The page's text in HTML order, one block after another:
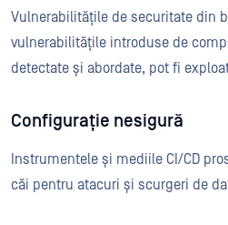
Vulnerabilitățile de securitate din
vulnerabilitățile introduse de
detectate și abordate, pot fi
Configurație nesigură
Instrumentele și mediile CI/CD
căi pentru atacuri și scurgeri de